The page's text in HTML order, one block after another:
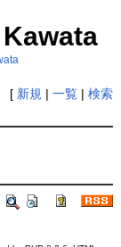
[ 新規 | 一覧| 検索